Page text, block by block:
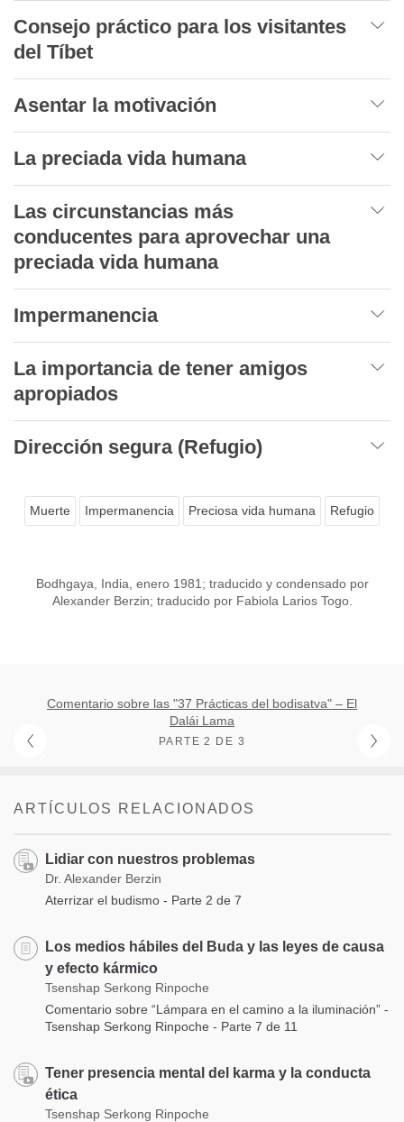
Consejo práctico para los visitantes
del Tíbet
Asentar la motivación
La preciada vida humana
Las circunstancias más
conducentes para aprovechar una
preciada vida humana
Impermanencia
La importancia de tener amigos
apropiados
Dirección segura (Refugio)
Muerte Impermanencia Preciosa vida humana Refugio
Bodhgaya, India, enero 1981; traducido y condensado por
Alexander Berzin; traducido por Fabiola Larios Togo.
Comentario sobre las "37 Prácticas del bodisatva" – El
Dalái Lama
PARTE 2 DE 3
ARTÍCULOS RELACIONADOS
Lidiar con nuestros problemas
Dr. Alexander Berzin
Aterrizar el budismo - Parte 2 de 7
Los medios hábiles del Buda y las leyes de causa
y efecto kármico
Tsenshap Serkong Rinpoche
Comentario sobre “Lámpara en el camino a la iluminación” -
Tsenshap Serkong Rinpoche - Parte 7 de 11
Tener presencia mental del karma y la conducta
ética
Tsenshap Serkong Rinpoche